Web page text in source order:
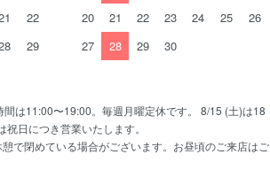
22
29
20
21 22 23 24 25
26
27
28 29 30
は11:00〜19:00。毎週月曜定休です。 8/15 (土)は18
日につき営業いたします。
で閉めている場合がございます。お昼頃のご来店はご